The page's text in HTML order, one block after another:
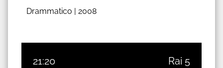
Drammatico | 2008
21:20 Rai 5